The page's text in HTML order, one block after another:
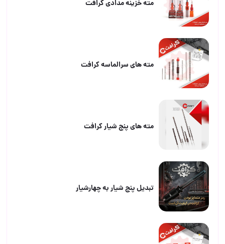
مته خزینه مدادی کرافت
مته های سرالماسه کرافت
مته های پنج شیار کرافت
تبدیل پنج شیار به چهارشیار